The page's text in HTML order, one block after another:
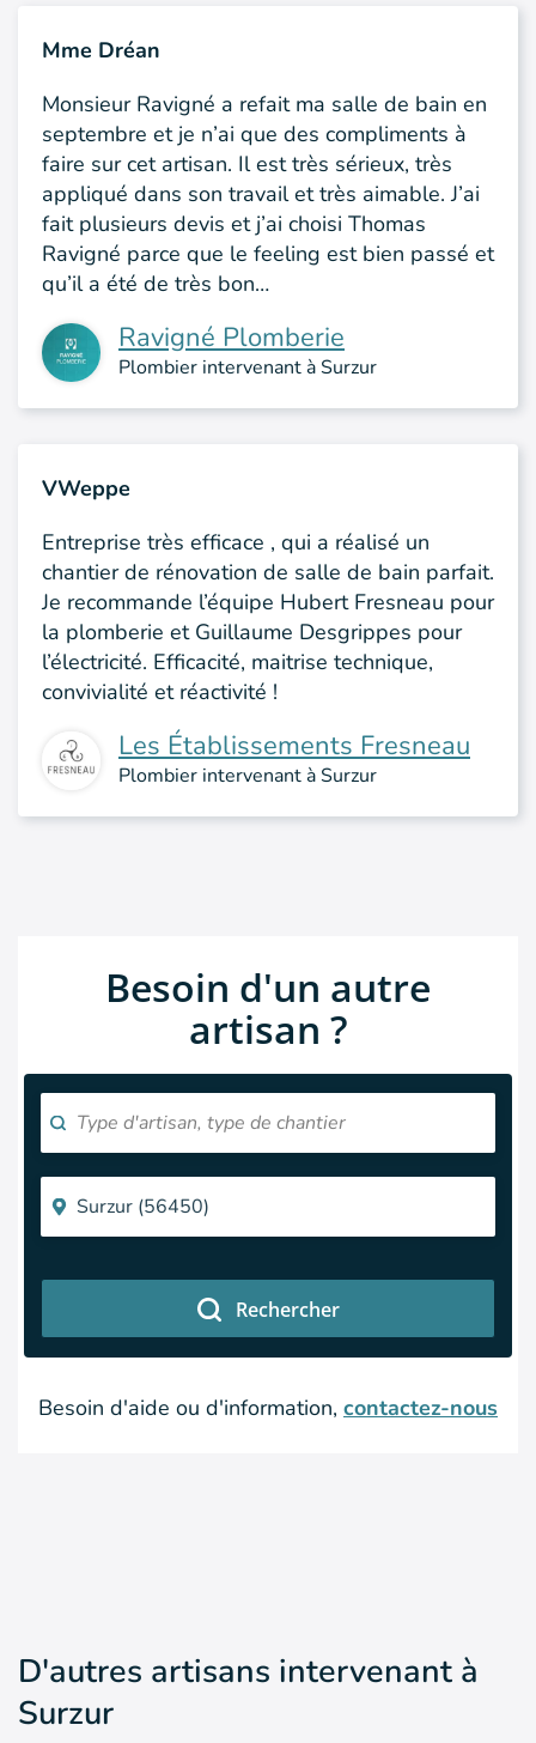
Mme Dréan
Monsieur Ravigné a refait ma salle de bain en
septembre et je n’ai que des compliments à
faire sur cet artisan. Il est très sérieux, très
appliqué dans son travail et très aimable. J’ai
fait plusieurs devis et j’ai choisi Thomas
Ravigné parce que le feeling est bien passé et
qu’il a été de très bon…
Ravigné Plomberie
Plombier intervenant à Surzur
VWeppe
Entreprise très efficace , qui a réalisé un
chantier de rénovation de salle de bain parfait.
Je recommande l’équipe Hubert Fresneau pour
la plomberie et Guillaume Desgrippes pour
l’électricité. Efficacité, maitrise technique,
convivialité et réactivité !
Les Établissements Fresneau
Plombier intervenant à Surzur
Besoin d'un autre
artisan ?
Rechercher
Besoin d'aide ou d'information, contactez-nous
D'autres artisans intervenant à
Surzur